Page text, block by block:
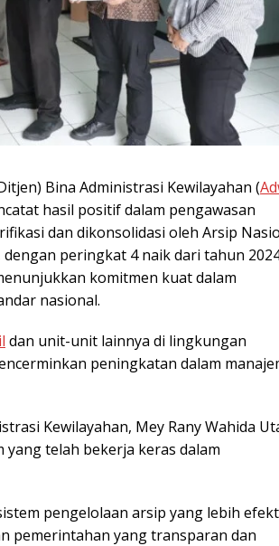
Bina Administrasi Kewilayahan (
hasil positif dalam pengawasan
dan dikonsolidasi oleh Arsip
dengan peringkat 4 naik dari tahun
komitmen kuat dalam
nasional.
dan unit-unit lainnya di lingkungan
peningkatan dalam
Kewilayahan, Mey Rany Wahida
telah bekerja keras dalam
pengelolaan arsip yang lebih
pemerintahan yang transparan dan